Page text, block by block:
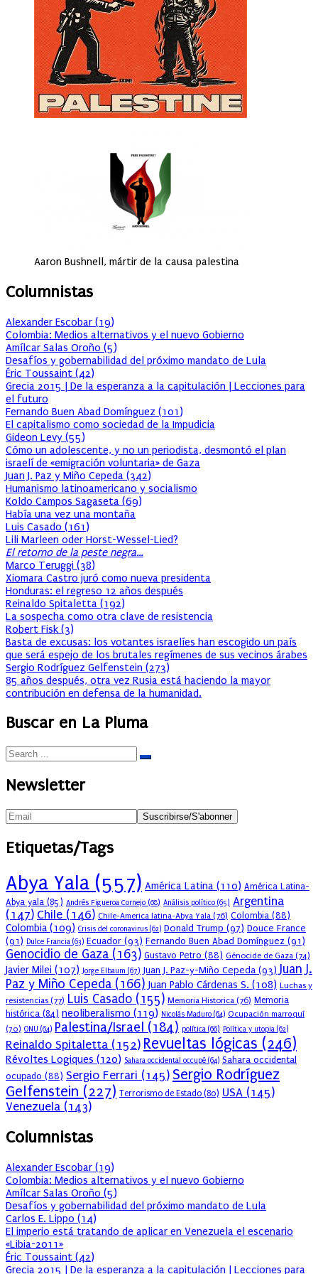
Aaron Bushnell, mártir de la causa palestina
Columnistas
Alexander Escobar (19)
Colombia: Medios alternativos y el nuevo Gobierno
Amílcar Salas Oroño (5)
Desafíos y gobernabilidad del próximo mandato de Lula
Éric Toussaint (42)
Grecia 2015 | De la esperanza a la capitulación | Lecciones para
el futuro
Fernando Buen Abad Domínguez (101)
El capitalismo como sociedad de la Impudicia
Gideon Levy (55)
Cómo un adolescente, y no un periodista, desmontó el plan
israelí de «emigración voluntaria» de Gaza
Juan J. Paz y Miño Cepeda (342)
Humanismo latinoamericano y socialismo
Koldo Campos Sagaseta (69)
Había una vez una montaña
Luis Casado (161)
Lili Marleen oder Horst-Wessel-Lied?
El retorno de la peste negra…
Marco Teruggi (38)
Xiomara Castro juró como nueva presidenta
Honduras: el regreso 12 años después
Reinaldo Spitaletta (192)
La sospecha como otra clave de resistencia
Robert Fisk (3)
Basta de excusas: los votantes israelíes han escogido un país
que será espejo de los brutales regímenes de sus vecinos árabes
Sergio Rodríguez Gelfenstein (273)
85 años después, otra vez Rusia está haciendo la mayor
contribución en defensa de la humanidad.
Buscar en La Pluma
Newsletter
Etiquetas/Tags
Abya Yala (557) América Latina (110) América Latina-
Abya yala (85) Andrés Figueroa Cornejo (68) Análisis político (65) Argentina
(147) Chile (146) Chile-America latina-Abya Yala (76) Colombia (88)
Colombia(109) Crisis del coronavirus (62) Donald Trump (97) Douce France
(91) Dulce Francia (63) Ecuador (93) Fernando Buen Abad Domínguez (91)
Genocidio de Gaza (163) Gustavo Petro (88) Génocide de Gaza (74)
Javier Milei (107) Jorge Elbaum (67) Juan J. Paz-y-Miño Cepeda (93) Juan J.
Paz y Miño Cepeda (166) Juan Pablo Cárdenas S. (108) Luchas y
resistencias (77) Luis Casado (155) Memoria Historica (76) Memoria
histórica (84) neoliberalismo (119) Nicolás Maduro (64) Ocupación marroquí
(70) ONU (64) Palestina/Israel (184) política (66) Política y utopia (62)
Reinaldo Spitaletta (152) Revueltas lógicas (246)
Révoltes Logiques (120) Sahara occidental occupé (64) Sahara occidental
ocupado (88) Sergio Ferrari (145) Sergio Rodríguez
Gelfenstein (227) Terrorismo de Estado (80) USA (145)
Venezuela (143)
Columnistas
Alexander Escobar (19)
Colombia: Medios alternativos y el nuevo Gobierno
Amílcar Salas Oroño (5)
Desafíos y gobernabilidad del próximo mandato de Lula
Carlos E. Lippo (14)
El imperio está tratando de aplicar en Venezuela el escenario
«Libia-2011»
Éric Toussaint (42)
Grecia 2015 | De la esperanza a la capitulación | Lecciones para